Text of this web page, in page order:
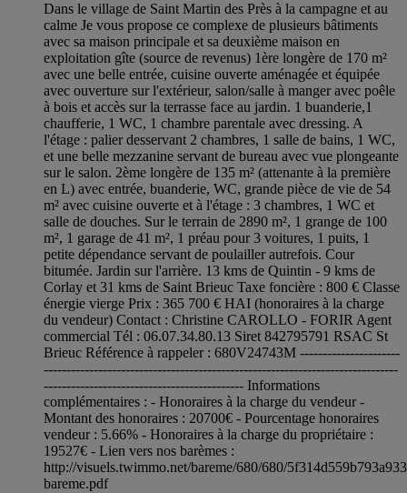
Dans le village de Saint Martin des Près à la campagne et au
calme Je vous propose ce complexe de plusieurs bâtiments
avec sa maison principale et sa deuxième maison en
exploitation gîte (source de revenus) 1ère longère de 170 m²
avec une belle entrée, cuisine ouverte aménagée et équipée
avec ouverture sur l'extérieur, salon/salle à manger avec poêle
à bois et accès sur la terrasse face au jardin. 1 buanderie,1
chaufferie, 1 WC, 1 chambre parentale avec dressing. A
l'étage : palier desservant 2 chambres, 1 salle de bains, 1 WC,
et une belle mezzanine servant de bureau avec vue plongeante
sur le salon. 2ème longère de 135 m² (attenante à la première
en L) avec entrée, buanderie, WC, grande pièce de vie de 54
m² avec cuisine ouverte et à l'étage : 3 chambres, 1 WC et
salle de douches. Sur le terrain de 2890 m², 1 grange de 100
m², 1 garage de 41 m², 1 préau pour 3 voitures, 1 puits, 1
petite dépendance servant de poulailler autrefois. Cour
bitumée. Jardin sur l'arrière. 13 kms de Quintin - 9 kms de
Corlay et 31 kms de Saint Brieuc Taxe foncière : 800 € Classe
énergie vierge Prix : 365 700 € HAI (honoraires à la charge
du vendeur) Contact : Christine CAROLLO - FORIR Agent
commercial Tél : 06.07.34.80.13 Siret 842795791 RSAC St
Brieuc Référence à rappeler : 680V24743M ----------------------
------------------------------------------------------------------------------
-------------------------------------------- Informations
complémentaires : - Honoraires à la charge du vendeur -
Montant des honoraires : 20700€ - Pourcentage honoraires
vendeur : 5.66% - Honoraires à la charge du propriétaire :
19527€ - Lien vers nos barèmes :
http://visuels.twimmo.net/bareme/680/680/
bareme.pdf